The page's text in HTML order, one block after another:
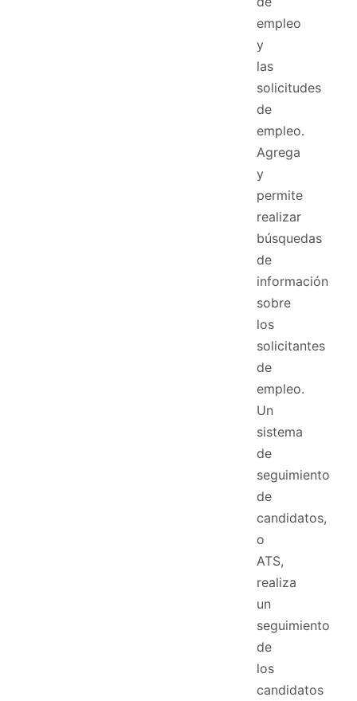
empleo
y
las
solicitudes
de
empleo.
Agrega
y
permite
realizar
búsquedas
de
información
sobre
los
solicitantes
de
empleo.
Un
sistema
de
seguimiento
de
candidatos,
o
ATS,
realiza
un
seguimiento
de
los
candidatos